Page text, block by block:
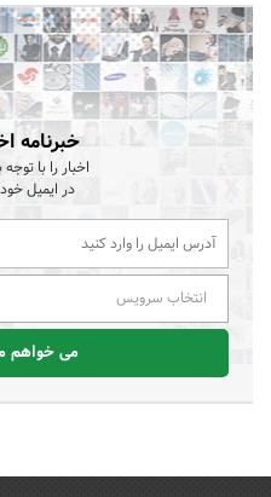
خبرنامه
اخبار را با
در ایمیل
انتخاب سرویس
می خواهم